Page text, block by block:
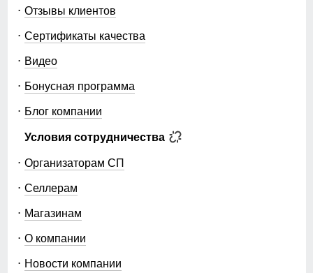
Отзывы клиентов
Сертификаты качества
Видео
Бонусная программа
Блог компании
Условия сотрудничества
Организаторам СП
Селлерам
Магазинам
О компании
Новости компании